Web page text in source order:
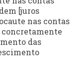
[juros
nas contas
concretamente
das